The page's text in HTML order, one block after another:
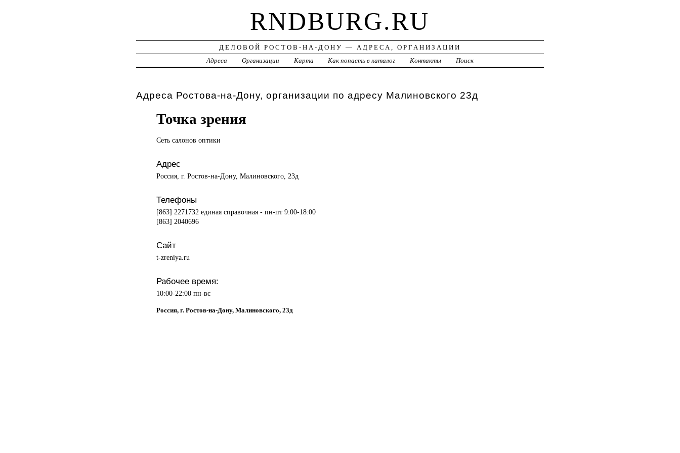
RNDBURG.RU
ДЕЛОВОЙ РОСТОВ-НА-ДОНУ — АДРЕСА, ОРГАНИЗАЦИИ
Адреса
Организации Карта Как попасть в каталог Контакты Поиск
Адреса Ростова-на-Дону, организации по адресу Малиновского 23д
Точка зрения
Сеть салонов оптики
Адрес
Россия, г. Ростов-на-Дону, Малиновского, 23д
Телефоны
[863] 2271732 единая справочная - пн-пт 9:00-18:00
[863] 2040696
Сайт
t-zreniya.ru
Рабочее время:
10:00-22:00 пн-вс
Россия, г. Ростов-на-Дону, Малиновского, 23д